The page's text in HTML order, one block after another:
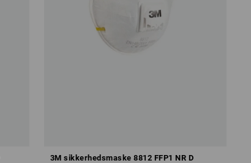
3M sikkerhedsmaske 8812 FFP1 NR D